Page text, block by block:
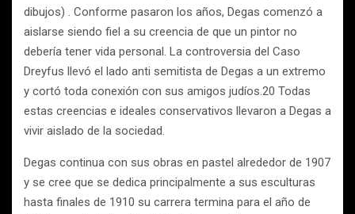
dibujos) . Conforme pasaron los años, Degas comenzó a
aislarse siendo fiel a su creencia de que un pintor no
debería tener vida personal. La controversia del Caso
Dreyfus llevó el lado anti semitista de Degas a un extremo
y cortó toda conexión con sus amigos judíos.20 Todas
estas creencias e ideales conservativos llevaron a Degas a
vivir aislado de la sociedad.
Degas continua con sus obras en pastel alrededor de 1907
y se cree que se dedica principalmente a sus esculturas
hasta finales de 1910 su carrera termina para el año de